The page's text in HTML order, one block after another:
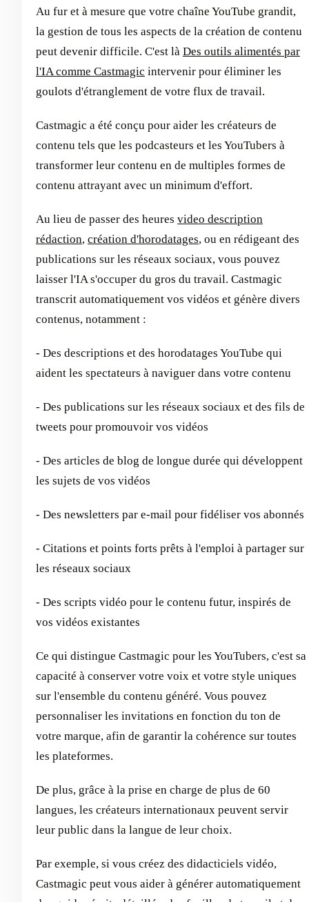
Au fur et à mesure que votre chaîne YouTube grandit,
la gestion de tous les aspects de la création de contenu
peut devenir difficile. C'est là Des outils alimentés par
l'IA comme Castmagic intervenir pour éliminer les
goulots d'étranglement de votre flux de travail.
Castmagic a été conçu pour aider les créateurs de
contenu tels que les podcasteurs et les YouTubers à
transformer leur contenu en de multiples formes de
contenu attrayant avec un minimum d'effort.
Au lieu de passer des heures video description
rédaction, création d'horodatages, ou en rédigeant des
publications sur les réseaux sociaux, vous pouvez
laisser l'IA s'occuper du gros du travail. Castmagic
transcrit automatiquement vos vidéos et génère divers
contenus, notamment :
- Des descriptions et des horodatages YouTube qui
aident les spectateurs à naviguer dans votre contenu
- Des publications sur les réseaux sociaux et des fils de
tweets pour promouvoir vos vidéos
- Des articles de blog de longue durée qui développent
les sujets de vos vidéos
- Des newsletters par e-mail pour fidéliser vos abonnés
- Citations et points forts prêts à l'emploi à partager sur
les réseaux sociaux
- Des scripts vidéo pour le contenu futur, inspirés de
vos vidéos existantes
Ce qui distingue Castmagic pour les YouTubers, c'est sa
capacité à conserver votre voix et votre style uniques
sur l'ensemble du contenu généré. Vous pouvez
personnaliser les invitations en fonction du ton de
votre marque, afin de garantir la cohérence sur toutes
les plateformes.
De plus, grâce à la prise en charge de plus de 60
langues, les créateurs internationaux peuvent servir
leur public dans la langue de leur choix.
Par exemple, si vous créez des didacticiels vidéo,
Castmagic peut vous aider à générer automatiquement